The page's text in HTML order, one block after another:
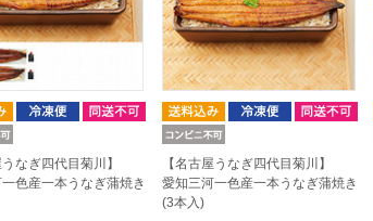
なぎ四代目菊川】
色産一本うなぎ蒲焼き
【名古屋うなぎ四代目菊川】
愛知三河一色産一本うなぎ蒲焼き
(3本入)